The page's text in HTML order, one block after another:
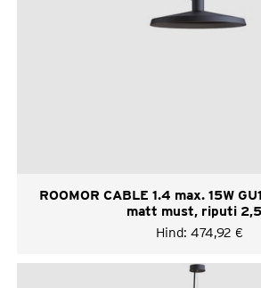
ROOMOR CABLE 1.4 max. 15W
matt must, riputi
Hind: 474,92 €